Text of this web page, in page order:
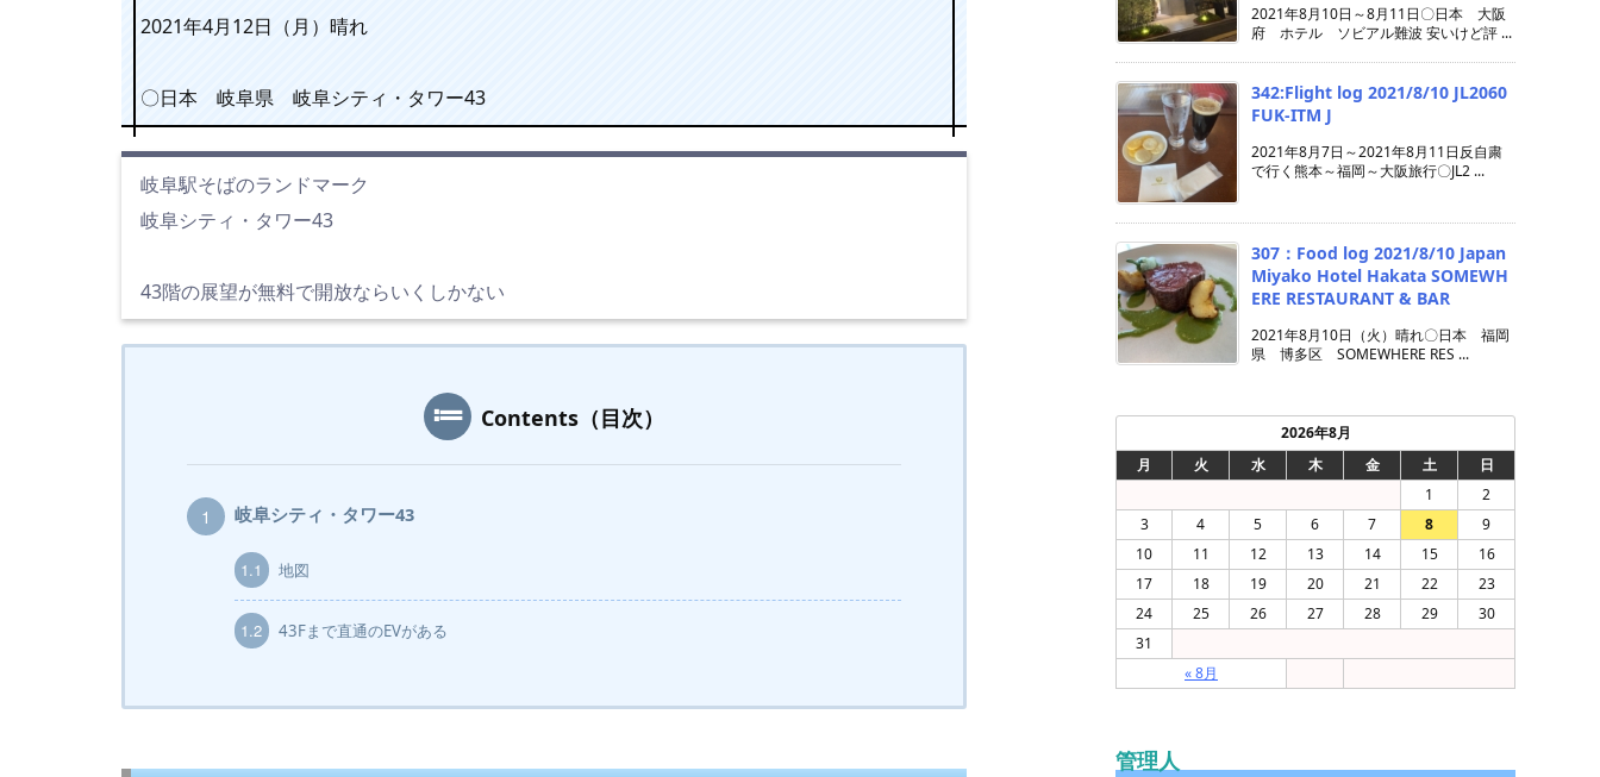
2021年4月12日（月）晴れ
〇日本 岐阜県 岐阜シティ・タワー43
岐阜駅そばのランドマーク
岐阜シティ・タワー43
43階の展望が無料で開放ならいくしかない
Contents（目次）
1 岐阜シティ・タワー43
1.1 地図
1.2 43Fまで直通のEVがある
2021年8月10日～8月11日〇日本 大阪
府 ホテル ソビアル難波 安いけど評 ...
342:Flight log 2021/8/10 JL2060
FUK-ITM J
2021年8月7日～2021年8月11日反自粛
で行く熊本～福岡～大阪旅行〇JL2 ...
307：Food log 2021/8/10 Japan
Miyako Hotel Hakata SOMEWH
ERE RESTAURANT & BAR
2021年8月10日（火）晴れ〇日本 福岡
県 博多区 SOMEWHERE RES ...
2026年8月
月
火 水 木 金 土 日
« 8月
1
2
3
4 5 6 7 8
9
10
11 12 13 14 15
16
17
18 19 20 21 22
23
24
25 26 27 28 29
30
31
管理人